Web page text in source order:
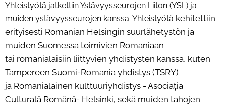
Yhteistyötä jatkettiin Ystävyysseurojen Liiton (YSL) ja
muiden ystävyysseurojen kanssa. Yhteistyötä kehitettiin
erityisesti Romanian Helsingin suurlähetystön ja
muiden Suomessa toimivien Romaniaan
tai romanialaisiin liittyvien yhdistysten kanssa, kuten
Tampereen Suomi-Romania yhdistys (TSRY)
ja Romanialainen kulttuuriyhdistys - Asociația
Culturală Română- Helsinki, sekä muiden tahojen